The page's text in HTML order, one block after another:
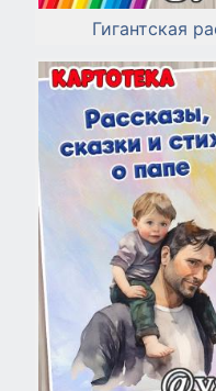
Гигантская